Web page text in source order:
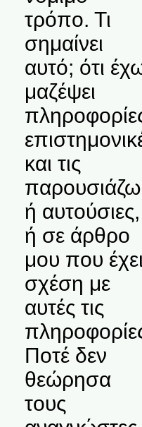
τρόπο. Τι
σημαίνει
αυτό; ότι
μαζέψει
και τις
ή αυτούσιες,
ή σε άρθρο
μου που έχει
σχέση με
αυτές τις
Ποτέ δεν
θεώρησα
τους